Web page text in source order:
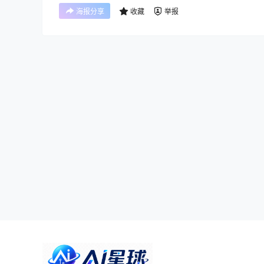
海报分享 收藏 举报